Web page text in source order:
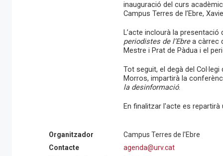
inauguració del curs
Campus Terres de l’Ebre,
L’acte inclourà la presentació
periodistes de l’Ebrea càrrec
Mestre i Prat de Pàdua i el
Tot seguit, el degà del
Morros, impartirà la
la desinformació.
En finalitzar l'acte es
Organitzador
Campus Terres de l'Ebre
Contacte
agenda@urv.cat